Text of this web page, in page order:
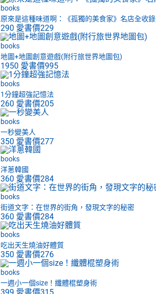
books
原來是這種味道啊：《孤獨的美食家》名店全收錄
290 愛書價229
books
地圖+地圖創意遊戲(附行旅世界地圖包)
1950 愛書價995
books
1分鐘超強記憶法
260 愛書價205
books
一秒變美人
350 愛書價277
books
洋蔥韓國
360 愛書價284
books
街道文字：在世界的街角，發現文字的秘密
360 愛書價284
books
吃出天生燒油好體質
350 愛書價276
books
一週小一個size！纖體棍塑身術
399 愛書價315